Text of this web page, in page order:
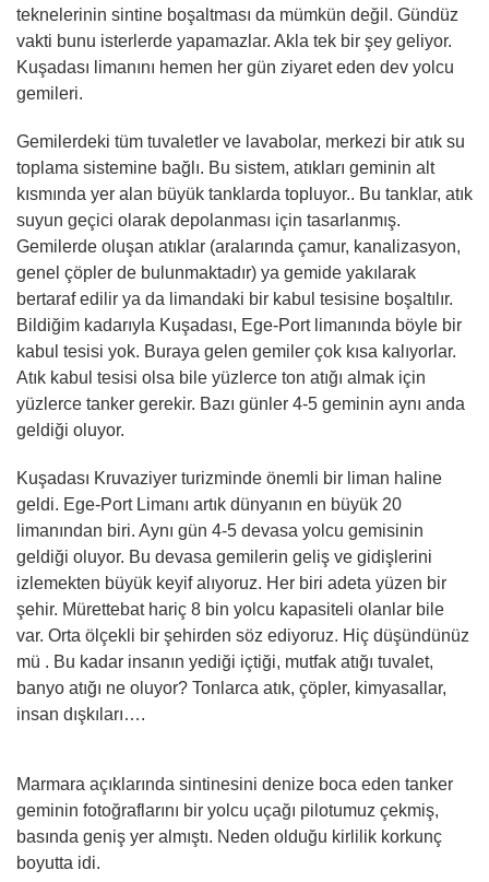
teknelerinin sintine boşaltması da mümkün değil. Gündüz
vakti bunu isterlerde yapamazlar. Akla tek bir şey geliyor.
Kuşadası limanını hemen her gün ziyaret eden dev yolcu
gemileri.
Gemilerdeki tüm tuvaletler ve lavabolar, merkezi bir atık su
toplama sistemine bağlı. Bu sistem, atıkları geminin alt
kısmında yer alan büyük tanklarda topluyor.. Bu tanklar, atık
suyun geçici olarak depolanması için tasarlanmış.
Gemilerde oluşan atıklar (aralarında çamur, kanalizasyon,
genel çöpler de bulunmaktadır) ya gemide yakılarak
bertaraf edilir ya da limandaki bir kabul tesisine boşaltılır.
Bildiğim kadarıyla Kuşadası, Ege-Port limanında böyle bir
kabul tesisi yok. Buraya gelen gemiler çok kısa kalıyorlar.
Atık kabul tesisi olsa bile yüzlerce ton atığı almak için
yüzlerce tanker gerekir. Bazı günler 4-5 geminin aynı anda
geldiği oluyor.
Kuşadası Kruvaziyer turizminde önemli bir liman haline
geldi. Ege-Port Limanı artık dünyanın en büyük 20
limanından biri. Aynı gün 4-5 devasa yolcu gemisinin
geldiği oluyor. Bu devasa gemilerin geliş ve gidişlerini
izlemekten büyük keyif alıyoruz. Her biri adeta yüzen bir
şehir. Mürettebat hariç 8 bin yolcu kapasiteli olanlar bile
var. Orta ölçekli bir şehirden söz ediyoruz. Hiç düşündünüz
mü . Bu kadar insanın yediği içtiği, mutfak atığı tuvalet,
banyo atığı ne oluyor? Tonlarca atık, çöpler, kimyasallar,
insan dışkıları….
Marmara açıklarında sintinesini denize boca eden tanker
geminin fotoğraflarını bir yolcu uçağı pilotumuz çekmiş,
basında geniş yer almıştı. Neden olduğu kirlilik korkunç
boyutta idi.